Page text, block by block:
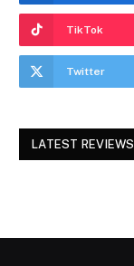
TikTok
Twitter
LATEST REVIEWS